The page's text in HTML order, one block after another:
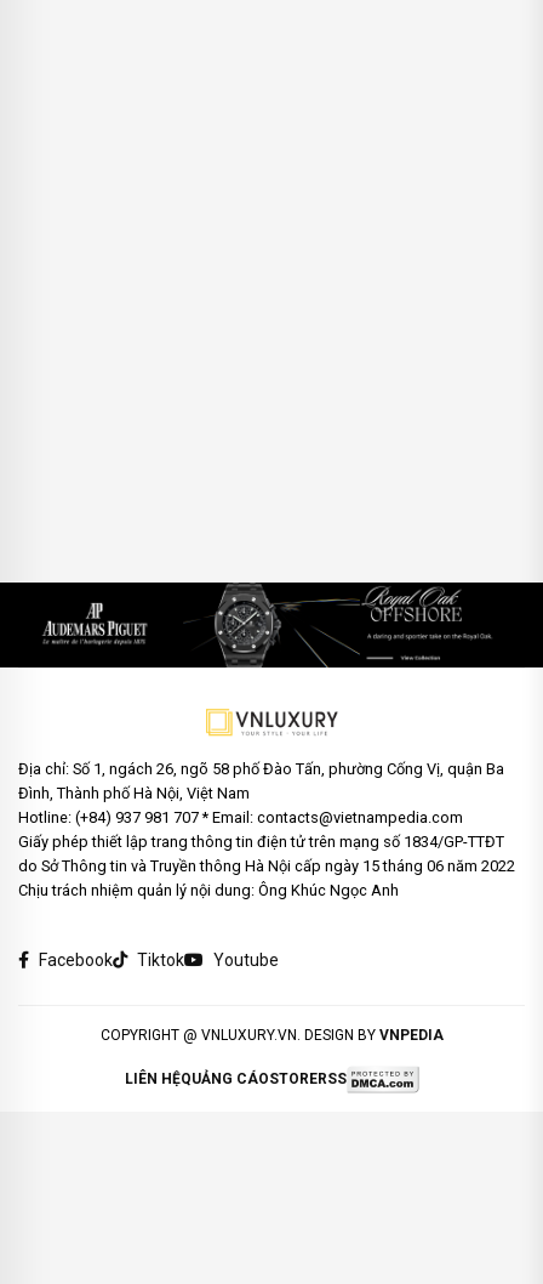
Địa chỉ: Số 1, ngách 26, ngõ 58 phố Đào Tấn, phường Cống Vị, quận Ba
Đình, Thành phố Hà Nội, Việt Nam
Hotline: (+84) 937 981 707 * Email: contacts@vietnampedia.com
Giấy phép thiết lập trang thông tin điện tử trên mạng số 1834/GP-TTĐT
do Sở Thông tin và Truyền thông Hà Nội cấp ngày 15 tháng 06 năm 2022
Chịu trách nhiệm quản lý nội dung: Ông Khúc Ngọc Anh
Facebook Tiktok Youtube
COPYRIGHT @ VNLUXURY.VN. DESIGN BY VNPEDIA
LIÊN HỆQUẢNG CÁOSTORERSS